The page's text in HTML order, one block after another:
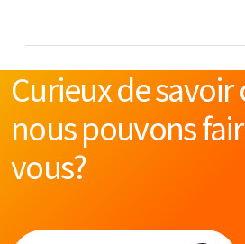
Curieux de savoir
nous pouvons
vous?